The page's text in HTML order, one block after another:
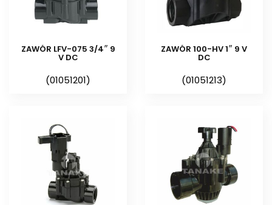
Oferowane w naszym sklepie
bateryjną wykorzystywane są w
nawadniających w ogrodach,
nawadniania w szkółkach krzewów
ozdobnych, w nawadnianiu tuneli
foliowych oraz w uprawach
polowych, wszędzie tam, gdzie
jest ograniczony dostęp do
ZAWÓR LFV-075 3/4″ 9
V DC
(01051201)
ZAWÓR 100-HV 1″ 9 V
DC
(01051213)